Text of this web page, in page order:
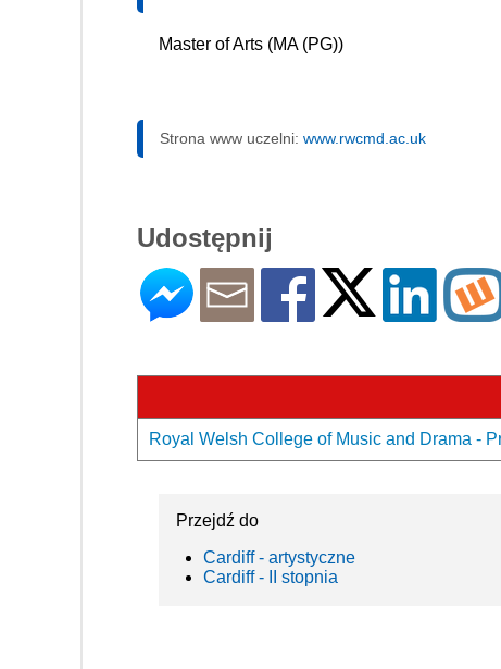
Master of Arts (MA (PG))
Strona www uczelni: www.rwcmd.ac.uk
Udostępnij
Royal Welsh College of Music and Drama -
Przejdź do
Cardiff - artystyczne
Cardiff - II stopnia